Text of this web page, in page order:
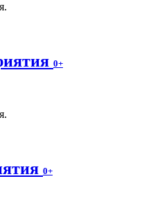
0+
0+